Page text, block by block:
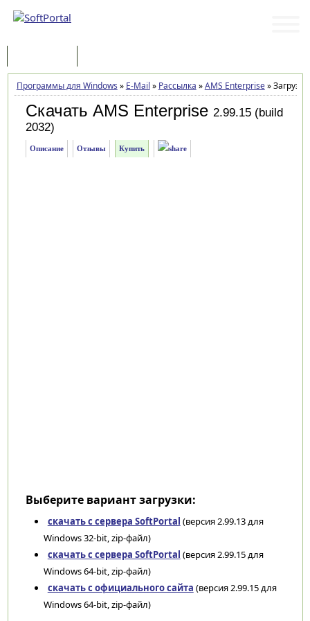
Программы для Windows » E-Mail » Рассылка »AMS Enterprise»Загрузка
Скачать AMS Enterprise 2.99.15 (build
2032)
Описание Отзывы Купить
Выберите вариант загрузки:
скачать с сервера SoftPortal (версия 2.99.13 для
Windows 32-bit, zip-файл)
скачать с сервера SoftPortal (версия 2.99.15 для
Windows 64-bit, zip-файл)
скачать с официального сайта (версия 2.99.15 для
Windows 64-bit, zip-файл)